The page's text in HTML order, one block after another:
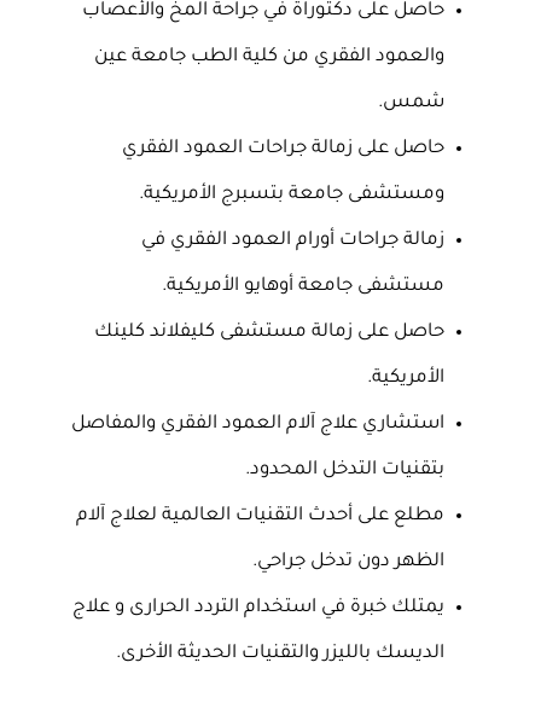
حاصل على دكتوراة في جراحة المخ والأعصاب
والعمود الفقري من كلية الطب جامعة عين
شمس.
حاصل على زمالة جراحات العمود الفقري
ومستشفى جامعة بتسبرج الأمريكية.
زمالة جراحات أورام العمود الفقري في
مستشفى جامعة أوهايو الأمريكية.
حاصل على زمالة مستشفى كليفلاند كلينك
الأمريكية.
استشاري علاج آلام العمود الفقري والمفاصل
بتقنيات التدخل المحدود.
مطلع على أحدث التقنيات العالمية لعلاج آلام
الظهر دون تدخل جراحي.
يمتلك خبرة في استخدام التردد الحرارى و علاج
الديسك بالليزر والتقنيات الحديثة الأخرى.